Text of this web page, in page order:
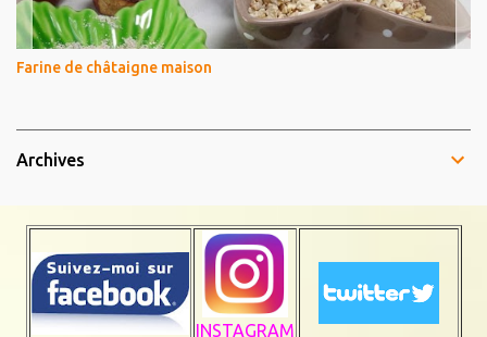
Farine de châtaigne maison
Archives
INSTAGRAM